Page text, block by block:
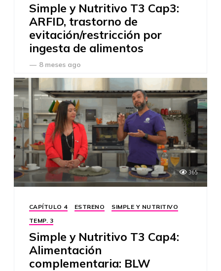
Simple y Nutritivo T3 Cap3:
ARFID, trastorno de
evitación/restricción por
ingesta de alimentos
— 8 meses ago
365
CAPÍTULO 4 ESTRENO
SIMPLE Y NUTRITIVO
TEMP. 3
Simple y Nutritivo T3 Cap4:
Alimentación
complementaria: BLW